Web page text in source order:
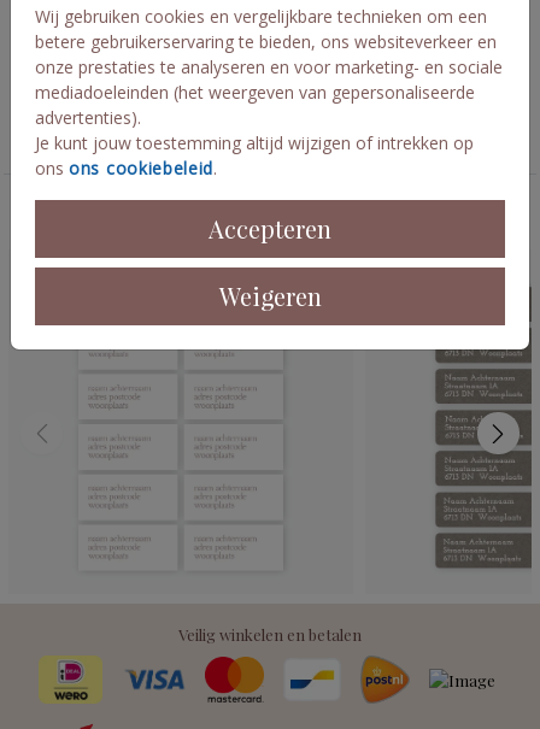
Wij gebruiken cookies en vergelijkbare technieken om een
betere gebruikerservaring te bieden, ons websiteverkeer en
onze prestaties te analyseren en voor marketing- en sociale
mediadoeleinden (het weergeven van gepersonaliseerde
advertenties).
Je kunt jouw toestemming altijd wijzigen of intrekken op
ons ons cookiebeleid.
Accepteren
Weigeren
(toeslag per vel € 1.50) De vorm is afgerond, met afmetingen van
97x34mm . Er zitten 14 adresstickers op 1 vel.
Collectie
Adres stickers
Deze kaarten vind je misschien ook leuk
Veilig winkelen en betalen